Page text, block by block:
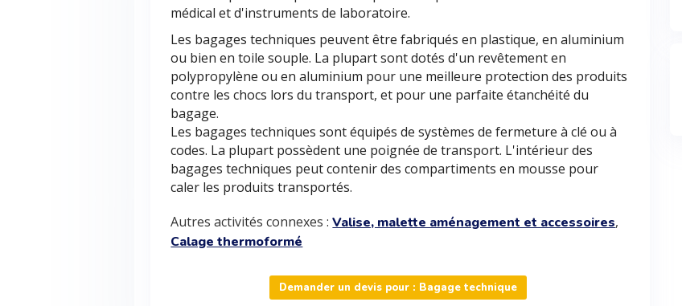
médical et d'instruments de laboratoire.
Les bagages techniques peuvent être fabriqués en plastique, en aluminium
ou bien en toile souple. La plupart sont dotés d'un revêtement en
polypropylène ou en aluminium pour une meilleure protection des produits
contre les chocs lors du transport, et pour une parfaite étanchéité du
bagage.
Les bagages techniques sont équipés de systèmes de fermeture à clé ou à
codes. La plupart possèdent une poignée de transport. L'intérieur des
bagages techniques peut contenir des compartiments en mousse pour
caler les produits transportés.
Autres activités connexes :Valise, malette aménagement et accessoires,
Calage thermoformé
Demander un devis pour : Bagage technique